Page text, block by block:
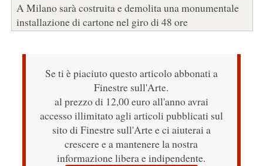
A Milano sarà costruita e demolita una monumentale
installazione di cartone nel giro di 48 ore
Se ti è piaciuto questo articolo abbonati a
Finestre sull'Arte.
al prezzo di 12,00 euro all'anno avrai
accesso illimitato agli articoli pubblicati sul
sito di Finestre sull'Arte e ci aiuterai a
crescere e a mantenere la nostra
informazione libera e indipendente.